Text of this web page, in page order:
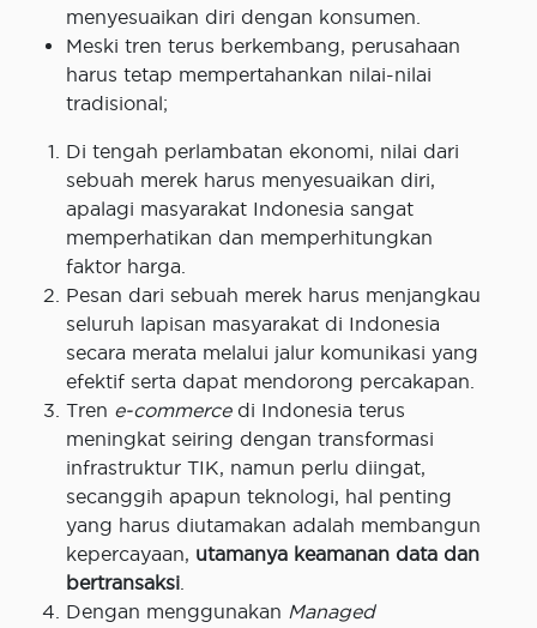
menyesuaikan diri dengan konsumen.
Meski tren terus berkembang, perusahaan
harus tetap mempertahankan nilai-nilai
tradisional;
Di tengah perlambatan ekonomi, nilai dari
sebuah merek harus menyesuaikan diri,
apalagi masyarakat Indonesia sangat
memperhatikan dan memperhitungkan
faktor harga.
Pesan dari sebuah merek harus menjangkau
seluruh lapisan masyarakat di Indonesia
secara merata melalui jalur komunikasi yang
efektif serta dapat mendorong percakapan.
Tren e-commercedi Indonesia terus
meningkat seiring dengan transformasi
infrastruktur TIK, namun perlu diingat,
secanggih apapun teknologi, hal penting
yang harus diutamakan adalah membangun
kepercayaan, utamanya keamanan data dan
bertransaksi
Dengan menggunakan Managed